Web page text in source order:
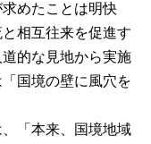
めたことは明快
相互往来を促進す
的な見地から実施
国境の壁に風穴を
「本来、国境地域